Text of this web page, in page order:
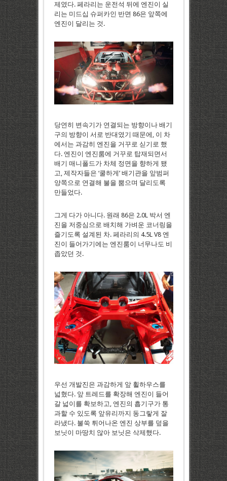
제였다. 페라리는 운전석 뒤에 엔진이 실
리는 미드십 슈퍼카인 반면 86은 앞쪽에
엔진이 달리는 것.
당연히 변속기가 연결되는 방향이나 배기
구의 방향이 서로 반대였기 때문에, 이 차
에서는 과감히 엔진을 거꾸로 싣기로 했
다. 엔진이 엔진룸에 거꾸로 탑재되면서
배기 매니폴드가 차체 정면을 향하게 됐
고, 제작자들은 ‘쿨하게’ 배기관을 앞범퍼
양쪽으로 연결해 불을 뿜으며 달리도록
만들었다.
그게 다가 아니다. 원래 86은 2.0L 박서 엔
진을 저중심으로 배치해 가벼운 코너링을
즐기도록 설계된 차. 페라리의 4.5L V8 엔
진이 들어가기에는 엔진룸이 너무나도 비
좁았던 것.
우선 개발진은 과감하게 앞 휠하우스를
넓혔다. 앞 트레드를 확장해 엔진이 들어
갈 넓이를 확보하고, 엔진의 흡기구가 통
과할 수 있도록 앞유리까지 동그랗게 잘
라냈다. 불쑥 튀어나온 엔진 상부를 덮을
보닛이 마땅치 않아 보닛은 삭제했다.